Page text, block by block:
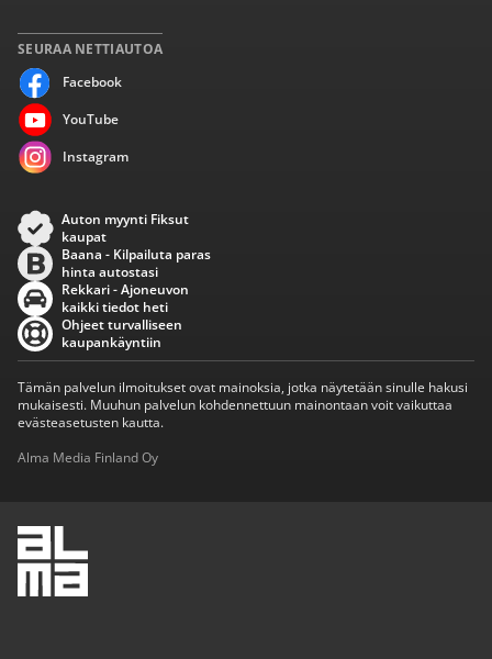
SEURAA NETTIAUTOA
Facebook
YouTube
Instagram
Auton myynti Fiksut
kaupat
Baana - Kilpailuta paras
hinta autostasi
Rekkari - Ajoneuvon
kaikki tiedot heti
Ohjeet turvalliseen
kaupankäyntiin
Tämän palvelun ilmoitukset ovat mainoksia, jotka näytetään sinulle hakusi
mukaisesti. Muuhun palvelun kohdennettuun mainontaan voit vaikuttaa
evästeasetusten kautta.
Alma Media Finland Oy